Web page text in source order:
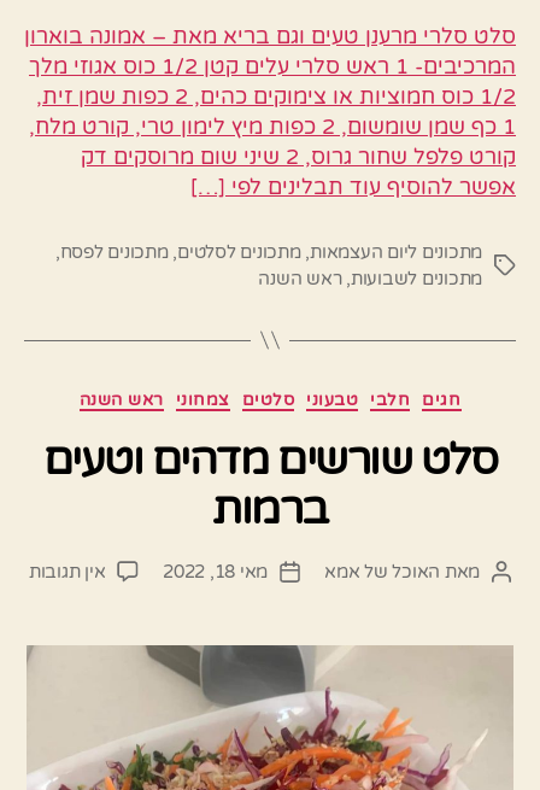
סלט סלרי מרענן טעים וגם בריא מאת – אמונה בוארון
המרכיבים- 1 ראש סלרי עלים קטן 1/2 כוס אגוזי מלך
1/2 כוס חמוציות או צימוקים כהים, 2 כפות שמן זית,
1 כף שמן שומשום, 2 כפות מיץ לימון טרי, קורט מלח,
קורט פלפל שחור גרוס, 2 שיני שום מרוסקים דק
אפשר להוסיף עוד תבלינים לפי […]
תגיות
מתכונים ליום העצמאות,מתכונים לסלטים,מתכונים לפסח,
מתכונים לשבועות,ראש השנה
קטגוריות חגים חלבי טבעוני סלטים צמחוני ראש השנה
סלט שורשים מדהים וטעים
ברמות
המחבר
מאת האוכל של אמא
תאריך
מאי 18, 2022 אין תגובות